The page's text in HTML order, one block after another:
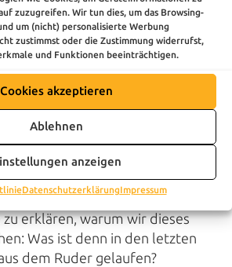
zuzugreifen. Wir tun dies, um das Browsing-
um (nicht) personalisierte Werbung
zustimmst oder die Zustimmung widerrufst,
und Funktionen beeinträchtigen.
Cookies akzeptieren
Ablehnen
anzeigen
DatenschutzerklärungImpressum
sich
in Deutschland
Ziel einsetzen?
oder Zwischenprodukte
Unternehmen ohnehin vom
betroffen sind, dann
Umsetzung auch genügend
und sie positiv
Wichtig ist dabei, die
erklären, warum wir dieses
Was ist denn in den letzten
dem Ruder gelaufen?